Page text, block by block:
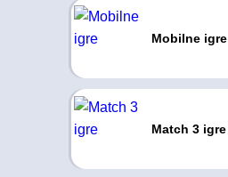
Mobilne igre
Match 3 igre